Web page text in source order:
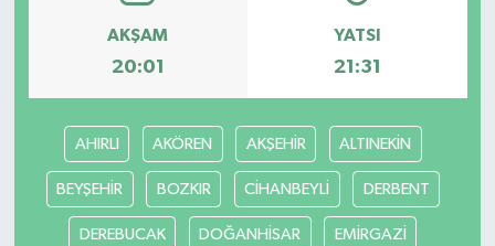
AKŞAM
20:01
YATSI
21:31
AHIRLI AKÖREN AKŞEHİR ALTINEKİN
BEYŞEHİR BOZKIR CİHANBEYLİ DERBENT
DEREBUCAK DOĞANHİSAR EMİRGAZİ